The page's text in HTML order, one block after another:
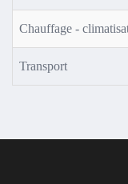
Chauffage -
Transport